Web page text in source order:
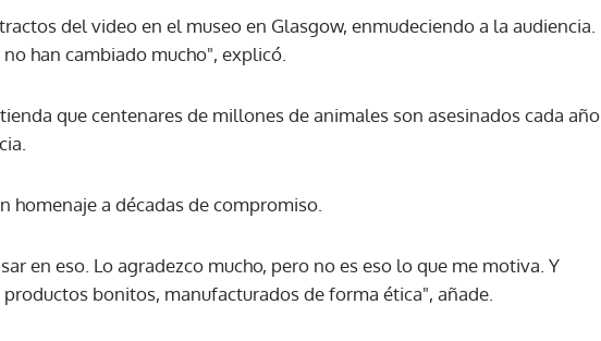
del video en el museo en Glasgow, enmudeciendo a la audiencia.
han cambiado mucho", explicó.
que centenares de millones de animales son asesinados cada año
homenaje a décadas de compromiso.
en eso. Lo agradezco mucho, pero no es eso lo que me motiva. Y
bonitos, manufacturados de forma ética", añade.